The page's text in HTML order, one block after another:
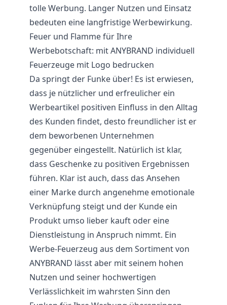
tolle Werbung. Langer Nutzen und Einsatz
bedeuten eine langfristige Werbewirkung.
Feuer und Flamme für Ihre
Werbebotschaft: mit ANYBRAND individuell
Feuerzeuge mit Logo bedrucken
Da springt der Funke über! Es ist erwiesen,
dass je nützlicher und erfreulicher ein
Werbeartikel positiven Einfluss in den Alltag
des Kunden findet, desto freundlicher ist er
dem beworbenen Unternehmen
gegenüber eingestellt. Natürlich ist klar,
dass Geschenke zu positiven Ergebnissen
führen. Klar ist auch, dass das Ansehen
einer Marke durch angenehme emotionale
Verknüpfung steigt und der Kunde ein
Produkt umso lieber kauft oder eine
Dienstleistung in Anspruch nimmt. Ein
Werbe-Feuerzeug aus dem Sortiment von
ANYBRAND lässt aber mit seinem hohen
Nutzen und seiner hochwertigen
Verlässlichkeit im wahrsten Sinn den